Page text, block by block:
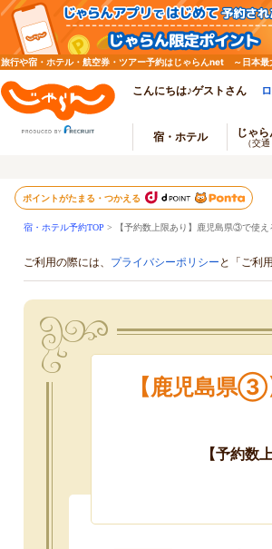
旅行や宿・ホテル・航空券・ツアー予約はじゃらんnet ～日本最
こんにちは♪ゲストさん
宿・ホテル じゃ
（交
ポイントがたまる・つかえる
宿・ホテル予約TOP > 【予約数上限あり】鹿児島県③で使え
ご利用の際には、 プライバシーポリシー と「ご利
【鹿児島県
【予約